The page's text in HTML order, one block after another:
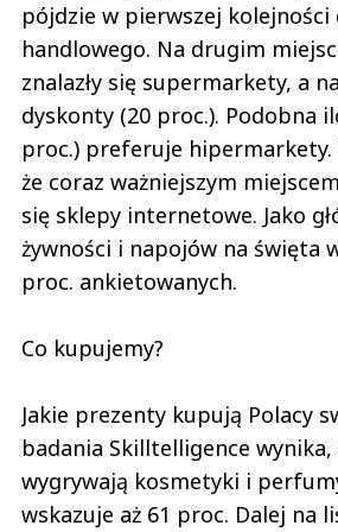
pójdzie w pierwszej
handlowego. Na drugim
znalazły się supermarkety, a
dyskonty (20 proc.). Podobna
proc.) preferuje hipermarkety.
że coraz ważniejszym
się sklepy internetowe. Jako
żywności i napojów na święta
proc. ankietowanych.
Co kupujemy?
Jakie prezenty kupują Polacy
badania Skilltelligence
wygrywają kosmetyki i
wskazuje aż 61 proc. Dalej na